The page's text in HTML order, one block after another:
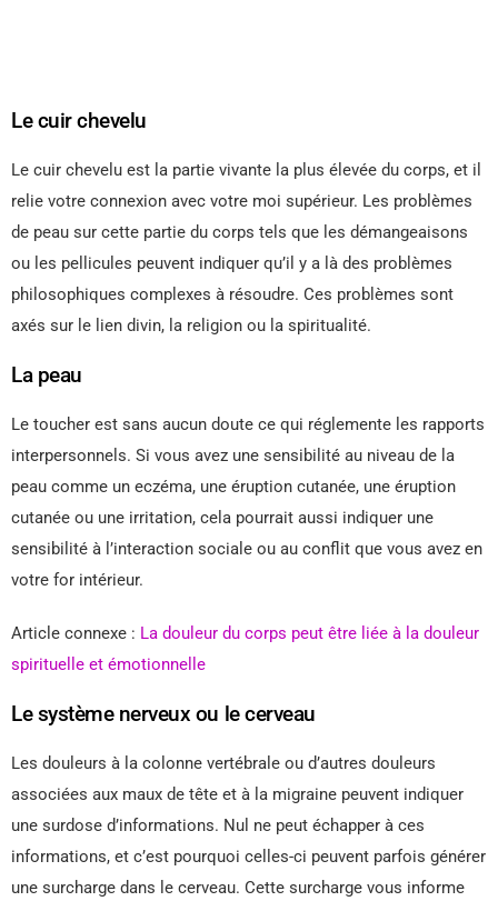
Le cuir chevelu
Le cuir chevelu est la partie vivante la plus élevée du corps, et il
relie votre connexion avec votre moi supérieur. Les problèmes
de peau sur cette partie du corps tels que les démangeaisons
ou les pellicules peuvent indiquer qu’il y a là des problèmes
philosophiques complexes à résoudre. Ces problèmes sont
axés sur le lien divin, la religion ou la spiritualité.
La peau
Le toucher est sans aucun doute ce qui réglemente les rapports
interpersonnels. Si vous avez une sensibilité au niveau de la
peau comme un eczéma, une éruption cutanée, une éruption
cutanée ou une irritation, cela pourrait aussi indiquer une
sensibilité à l’interaction sociale ou au conflit que vous avez en
votre for intérieur.
Article connexe : La douleur du corps peut être liée à la douleur
spirituelle et émotionnelle
Le système nerveux ou le cerveau
Les douleurs à la colonne vertébrale ou d’autres douleurs
associées aux maux de tête et à la migraine peuvent indiquer
une surdose d’informations. Nul ne peut échapper à ces
informations, et c’est pourquoi celles-ci peuvent parfois générer
une surcharge dans le cerveau. Cette surcharge vous informe